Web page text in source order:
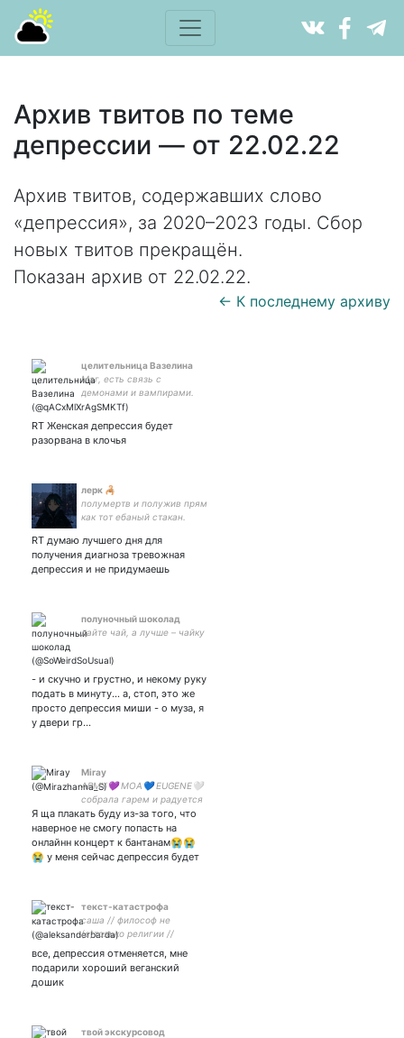
Архив твитов по теме
депрессии — от 22.02.22
Архив твитов, содержавших слово
«депрессия», за 2020–2023 годы. Сбор
новых твитов прекращён.
Показан архив от 22.02.22.
← К последнему архиву
целительница Вазелина
Маг, есть связь с
демонами и вампирами.
Люблю пышных мужчин,
и музицировать. Есть
личная Муза- демон-
RT Женская депрессия будет
разорвана в клочья
лерк 🦂
полумертв и полужив прям
как тот ебаный стакан.
RT думаю лучшего дня для
получения диагноза тревожная
депрессия и не придумаешь
полуночный шоколад
дайте чай, а лучше – чайку
- и скучно и грустно, и некому руку
подать в минуту... а, стоп, это же
просто депрессия миши - о муза, я
у двери гр…
Miray
ARMY💜 MOA💙 EUGENE🤍
собрала гарем и радуется
😼
Я ща плакать буду из-за того, что
наверное не смогу попасть на
онлайнн концерт к бантанам😭😭
😭 у меня сейчас депрессия будет
текст-катастрофа
саша // философ не
(с)только религии //
личность и настроение, но
никогда не окончательно
все, депрессия отменяется, мне
подарили хороший веганский
дошик
твой экскурсовод